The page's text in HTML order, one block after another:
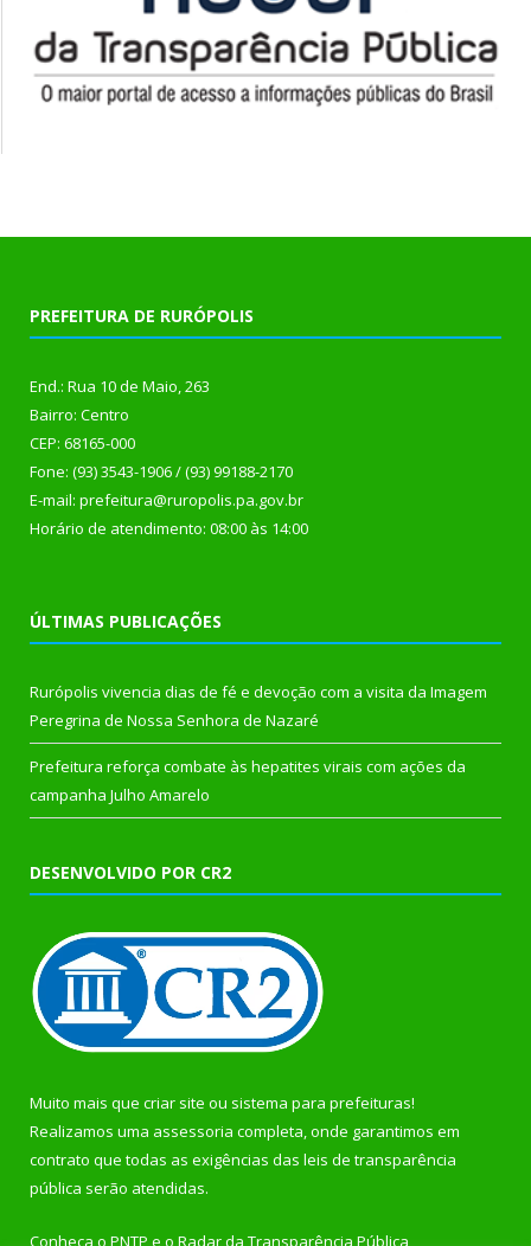
PREFEITURA DE RURÓPOLIS
End.: Rua 10 de Maio, 263
Bairro: Centro
CEP: 68165-000
Fone: (93) 3543-1906 / (93) 99188-2170
E-mail: prefeitura@ruropolis.pa.gov.br
Horário de atendimento: 08:00 às 14:00
ÚLTIMAS PUBLICAÇÕES
Rurópolis vivencia dias de fé e devoção com a visita da Imagem
Peregrina de Nossa Senhora de Nazaré
Prefeitura reforça combate às hepatites virais com ações da
campanha Julho Amarelo
DESENVOLVIDO POR CR2
Muito mais que criar site ou sistema para prefeituras!
Realizamos uma assessoria completa, onde garantimos em
contrato que todas as exigências das leis de transparência
pública serão atendidas.
Conheça o PNTP e o Radar da Transparência Pública